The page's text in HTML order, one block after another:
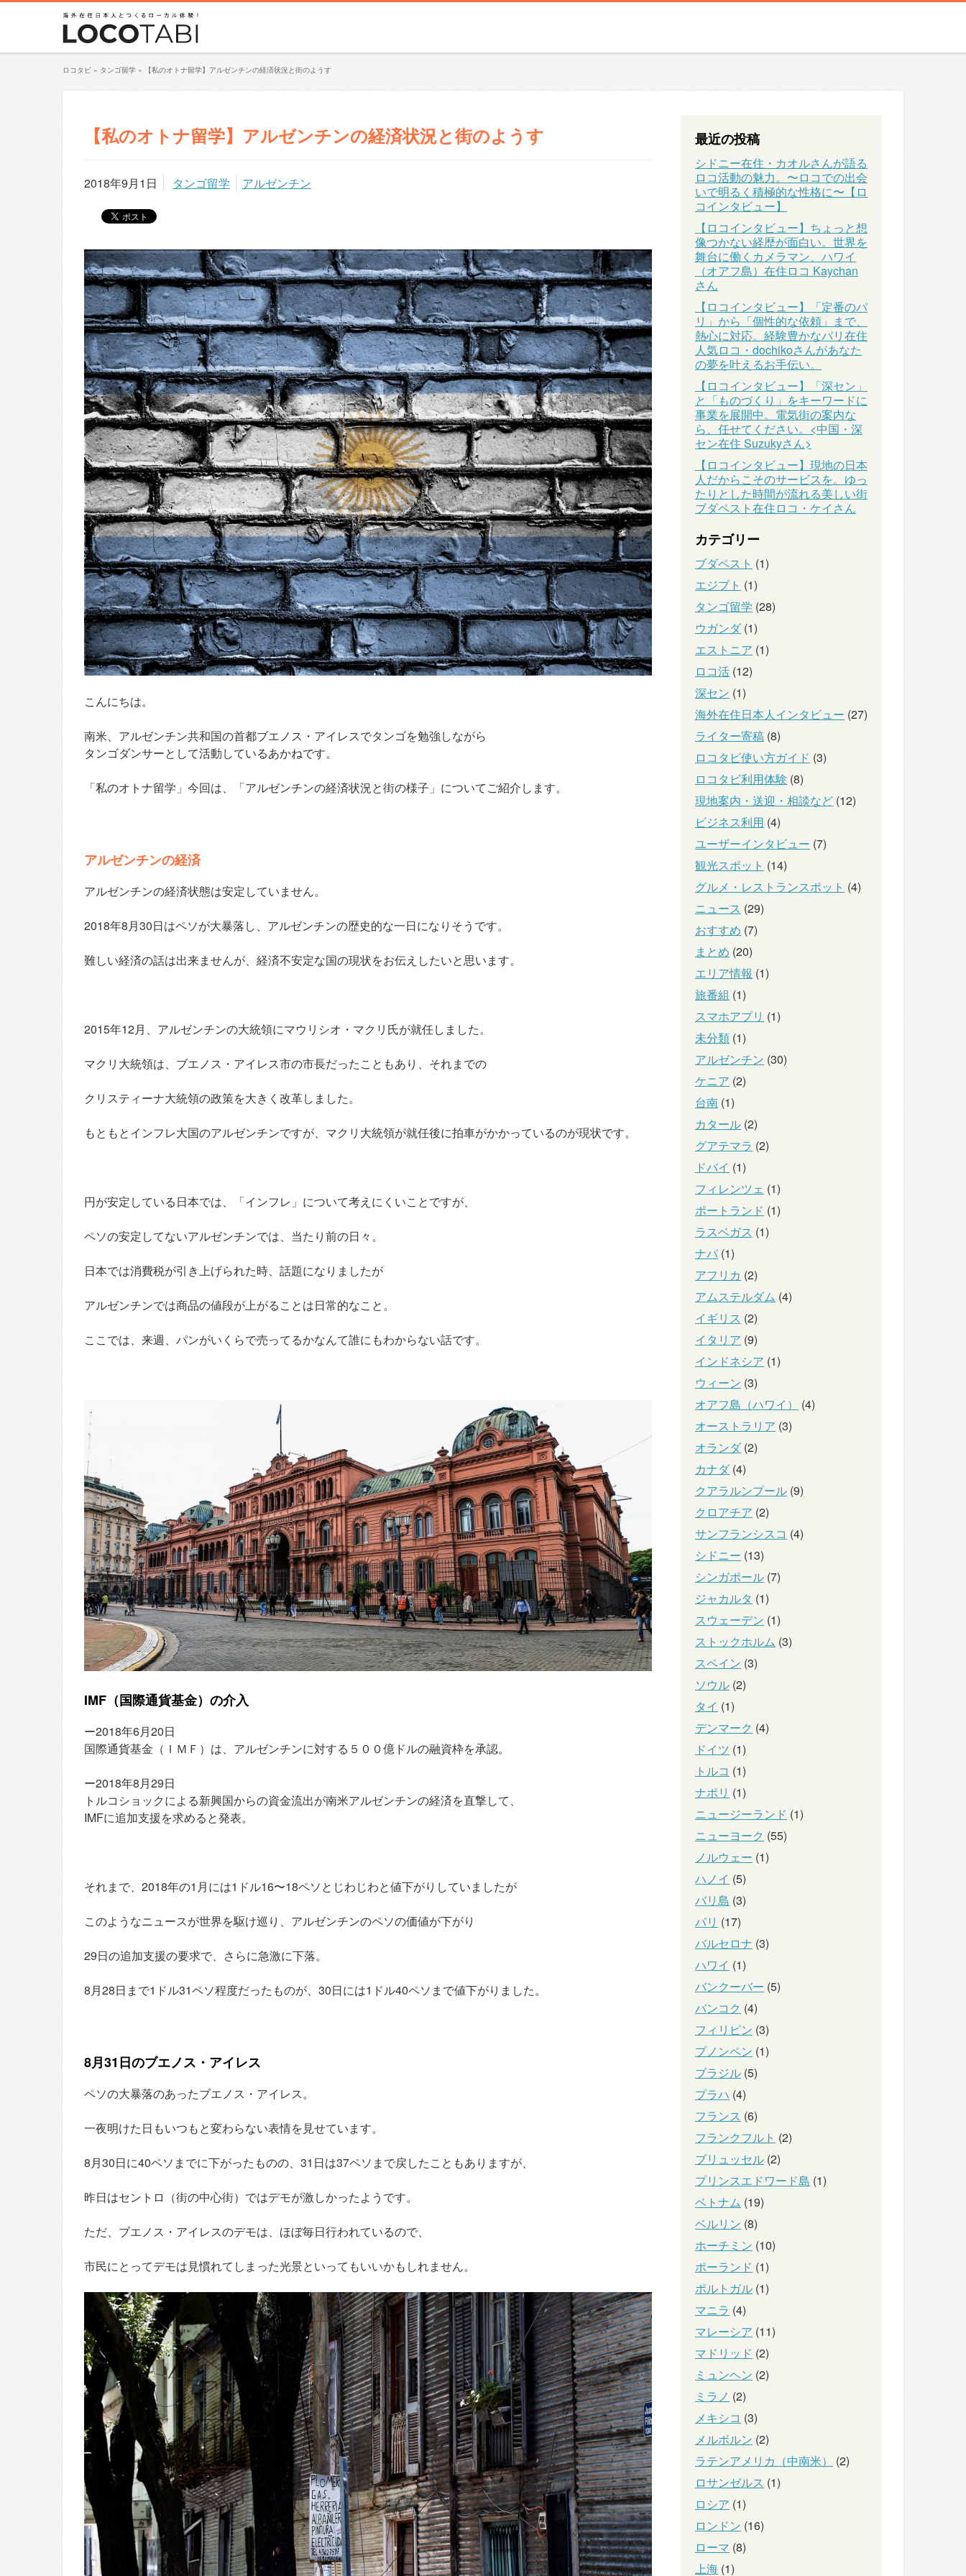
ロコタビ » タンゴ留学 » 【私のオトナ留学】アルゼンチンの経済状況と街のようす
【私のオトナ留学】アルゼンチンの経済状況と街のようす
2018年9月1日 タンゴ留学 アルゼンチン
こんにちは。
南米、アルゼンチン共和国の首都ブエノス・アイレスでタンゴを勉強しながら
タンゴダンサーとして活動しているあかねです。
「私のオトナ留学」今回は、「アルゼンチンの経済状況と街の様子」についてご紹介します。
アルゼンチンの経済
アルゼンチンの経済状態は安定していません。
2018年8月30日はペソが大暴落し、アルゼンチンの歴史的な一日になりそうです。
難しい経済の話は出来ませんが、経済不安定な国の現状をお伝えしたいと思います。
2015年12月、アルゼンチンの大統領にマウリシオ・マクリ氏が就任しました。
マクリ大統領は、ブエノス・アイレス市の市長だったこともあり、それまでの
クリスティーナ大統領の政策を大きく改革しました。
もともとインフレ大国のアルゼンチンですが、マクリ大統領が就任後に拍車がかかっているのが現状です。
円が安定している日本では、「インフレ」について考えにくいことですが、
ペソの安定してないアルゼンチンでは、当たり前の日々。
日本では消費税が引き上げられた時、話題になりましたが
アルゼンチンでは商品の値段が上がることは日常的なこと。
ここでは、来週、パンがいくらで売ってるかなんて誰にもわからない話です。
IMF（国際通貨基金）の介入
ー2018年6月20日
国際通貨基金（ＩＭＦ）は、アルゼンチンに対する５００億ドルの融資枠を承認。
ー2018年8月29日
トルコショックによる新興国からの資金流出が南米アルゼンチンの経済を直撃して、
IMFに追加支援を求めると発表。
それまで、2018年の1月には1ドル16〜18ペソとじわじわと値下がりしていましたが
このようなニュースが世界を駆け巡り、アルゼンチンのペソの価値が下がり
29日の追加支援の要求で、さらに急激に下落。
8月28日まで1ドル31ペソ程度だったものが、30日には1ドル40ペソまで値下がりました。
8月31日のブエノス・アイレス
ペソの大暴落のあったブエノス・アイレス。
一夜明けた日もいつもと変わらない表情を見せています。
8月30日に40ペソまでに下がったものの、31日は37ペソまで戻したこともありますが、
昨日はセントロ（街の中心街）ではデモが激しかったようです。
ただ、ブエノス・アイレスのデモは、ほぼ毎日行われているので、
市民にとってデモは見慣れてしまった光景といってもいいかもしれません。
最近の投稿
シドニー在住・カオルさんが語る
ロコ活動の魅力。〜ロコでの出会
いで明るく積極的な性格に〜【ロ
コインタビュー】
【ロコインタビュー】ちょっと想
像つかない経歴が面白い。世界を
舞台に働くカメラマン、ハワイ
（オアフ島）在住ロコ Kaychan
さん
【ロコインタビュー】「定番のパ
リ」から「個性的な依頼」まで、
熱心に対応。経験豊かなパリ在住
人気ロコ・dochikoさんがあなた
の夢を叶えるお手伝い。
【ロコインタビュー】「深セン」
と「ものづくり」をキーワードに
事業を展開中。電気街の案内な
ら、任せてください。<中国・深
セン在住 Suzukyさん>
【ロコインタビュー】現地の日本
人だからこそのサービスを。ゆっ
たりとした時間が流れる美しい街
ブダペスト在住ロコ・ケイさん
カテゴリー
ブダペスト (1)
エジプト (1)
タンゴ留学 (28)
ウガンダ(1)
エストニア (1)
ロコ活 (12)
深セン (1)
海外在住日本人インタビュー (27)
ライター寄稿 (8)
ロコタビ使い方ガイド (3)
ロコタビ利用体験 (8)
現地案内・送迎・相談など (12)
ビジネス利用 (4)
ユーザーインタビュー (7)
観光スポット (14)
グルメ・レストランスポット (4)
ニュース (29)
おすすめ (7)
まとめ (20)
エリア情報 (1)
旅番組 (1)
スマホアプリ (1)
未分類 (1)
アルゼンチン (30)
ケニア (2)
台南 (1)
カタール (2)
グアテマラ (2)
ドバイ (1)
フィレンツェ (1)
ポートランド (1)
ラスベガス (1)
ナパ (1)
アフリカ (2)
アムステルダム (4)
イギリス (2)
イタリア (9)
インドネシア (1)
ウィーン (3)
オアフ島（ハワイ）
(4)
オーストラリア (3)
オランダ(2)
カナダ(4)
クアラルンプール (9)
クロアチア (2)
サンフランシスコ (4)
シドニー (13)
シンガポール (7)
ジャカルタ (1)
スウェーデン (1)
ストックホルム (3)
スペイン (3)
ソウル (2)
タイ (1)
デンマーク (4)
ドイツ (1)
トルコ (1)
ナポリ (1)
ニュージーランド (1)
ニューヨーク (55)
ノルウェー (1)
ハノイ (5)
バリ島 (3)
パリ (17)
バルセロナ (3)
ハワイ (1)
バンクーバー (5)
バンコク (4)
フィリピン (3)
プノンペン (1)
ブラジル (5)
プラハ (4)
フランス (6)
フランクフルト (2)
ブリュッセル (2)
プリンスエドワード島 (1)
ベトナム (19)
ベルリン (8)
ホーチミン (10)
ポーランド (1)
ポルトガル (1)
マニラ (4)
マレーシア (11)
マドリッド (2)
ミュンヘン (2)
ミラノ (2)
メキシコ (3)
メルボルン (2)
ラテンアメリカ（中南米）
(2)
ロサンゼルス (1)
ロシア (1)
ロンドン (16)
ローマ (8)
上海 (1)